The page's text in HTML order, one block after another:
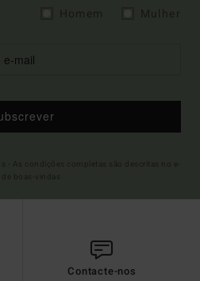
Contacte-nos